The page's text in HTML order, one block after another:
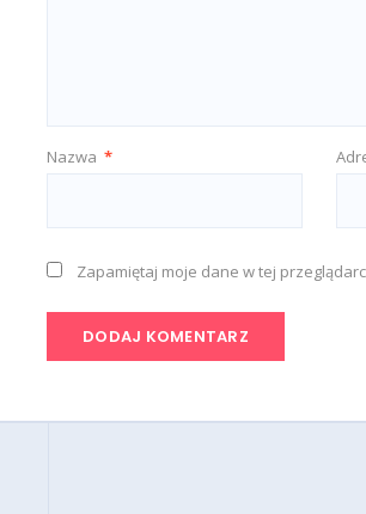
Nazwa *
Zapamiętaj moje dane w tej